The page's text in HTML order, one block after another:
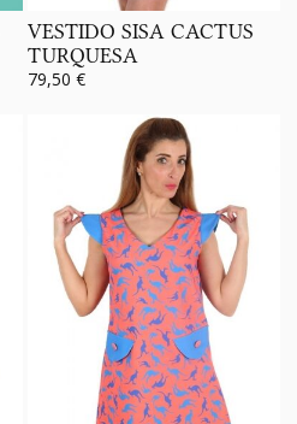
VESTIDO SISA CACTUS
TURQUESA
79,50 €